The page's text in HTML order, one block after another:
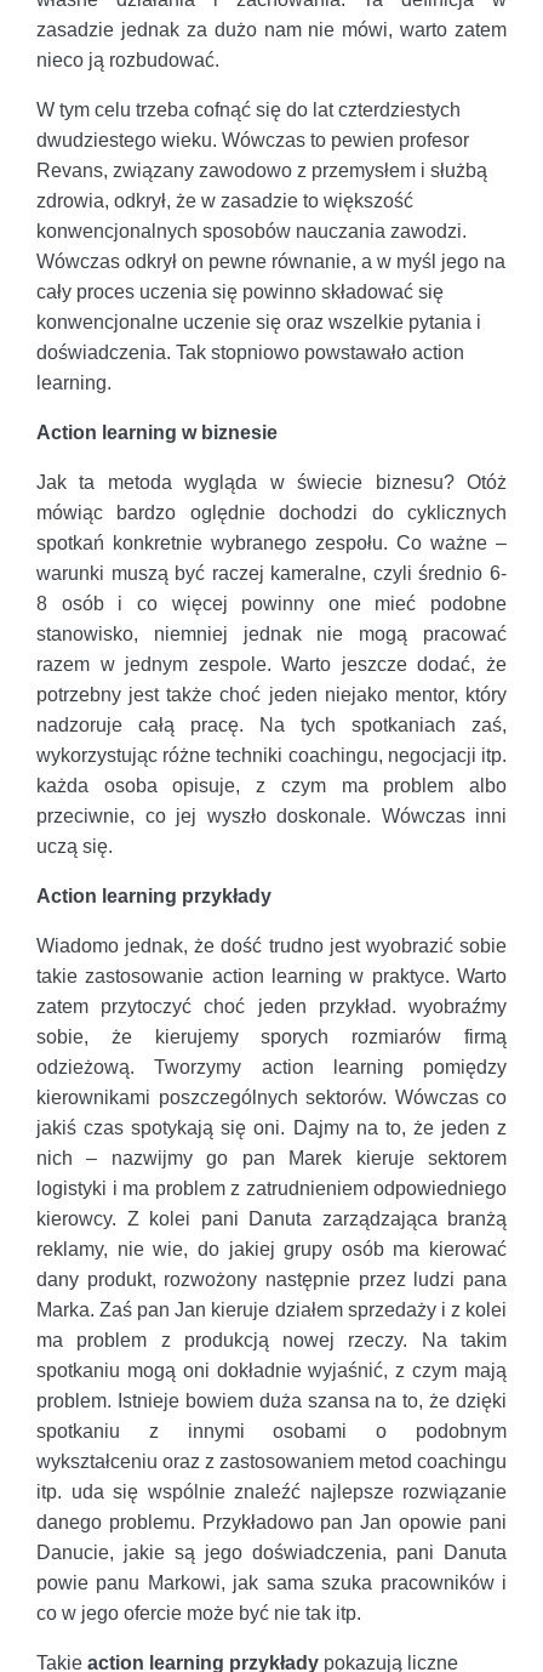
zasadzie jednak za dużo nam nie mówi, warto zatem
nieco ją rozbudować.
W tym celu trzeba cofnąć się do lat czterdziestych
dwudziestego wieku. Wówczas to pewien profesor
Revans, związany zawodowo z przemysłem i służbą
zdrowia, odkrył, że w zasadzie to większość
konwencjonalnych sposobów nauczania zawodzi.
Wówczas odkrył on pewne równanie, a w myśl jego na
cały proces uczenia się powinno składować się
konwencjonalne uczenie się oraz wszelkie pytania i
doświadczenia. Tak stopniowo powstawało action
learning.
Action learning w biznesie
Jak ta metoda wygląda w świecie biznesu? Otóż
mówiąc bardzo oględnie dochodzi do cyklicznych
spotkań konkretnie wybranego zespołu. Co ważne –
warunki muszą być raczej kameralne, czyli średnio 6-
8 osób i co więcej powinny one mieć podobne
stanowisko, niemniej jednak nie mogą pracować
razem w jednym zespole. Warto jeszcze dodać, że
potrzebny jest także choć jeden niejako mentor, który
nadzoruje całą pracę. Na tych spotkaniach zaś,
wykorzystując różne techniki coachingu, negocjacji itp.
każda osoba opisuje, z czym ma problem albo
przeciwnie, co jej wyszło doskonale. Wówczas inni
uczą się.
Action learning przykłady
Wiadomo jednak, że dość trudno jest wyobrazić sobie
takie zastosowanie action learning w praktyce. Warto
zatem przytoczyć choć jeden przykład. wyobraźmy
sobie, że kierujemy sporych rozmiarów firmą
odzieżową. Tworzymy action learning pomiędzy
kierownikami poszczególnych sektorów. Wówczas co
jakiś czas spotykają się oni. Dajmy na to, że jeden z
nich – nazwijmy go pan Marek kieruje sektorem
logistyki i ma problem z zatrudnieniem odpowiedniego
kierowcy. Z kolei pani Danuta zarządzająca branżą
reklamy, nie wie, do jakiej grupy osób ma kierować
dany produkt, rozwożony następnie przez ludzi pana
Marka. Zaś pan Jan kieruje działem sprzedaży i z kolei
ma problem z produkcją nowej rzeczy. Na takim
spotkaniu mogą oni dokładnie wyjaśnić, z czym mają
problem. Istnieje bowiem duża szansa na to, że dzięki
spotkaniu z innymi osobami o podobnym
wykształceniu oraz z zastosowaniem metod coachingu
itp. uda się wspólnie znaleźć najlepsze rozwiązanie
danego problemu. Przykładowo pan Jan opowie pani
Danucie, jakie są jego doświadczenia, pani Danuta
powie panu Markowi, jak sama szuka pracowników i
co w jego ofercie może być nie tak itp.
Takie action learning przykłady pokazują liczne